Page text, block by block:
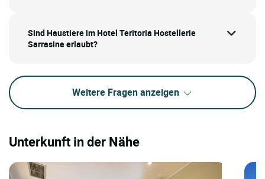
Sind Haustiere im Hotel Teritoria Hostellerie
Sarrasine erlaubt?
Weitere Fragen anzeigen
Unterkunft in der Nähe